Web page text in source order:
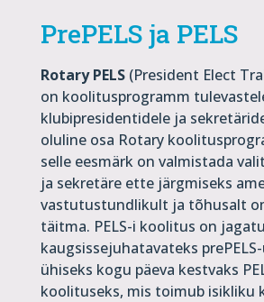
PrePELS ja PELS
Rotary PELS(President Elect
on koolitusprogramm
klubipresidentidele ja
oluline osa Rotary
selle eesmärk on valmistada
ja sekretäre ette järgmiseks
vastutustundlikult ja tõhusalt
täitma. PELS-i koolitus on
kaugsissejuhatavateks
ühiseks kogu päeva kestvaks
koolituseks, mis toimub isikliku